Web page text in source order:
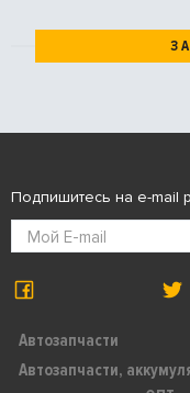
Автозапчасти
Автозапчасти,
Подпишитесь на e-mail